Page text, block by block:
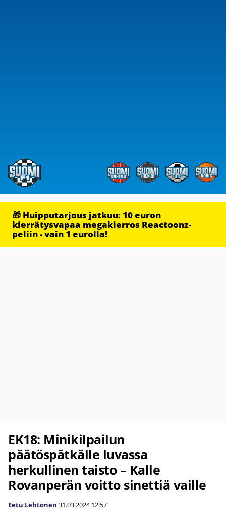
🎁 Huipputarjous jatkuu: 10 euron
kierrätysvapaa megakierros Reactoonz-
peliin - vain 1 eurolla!
EK18: Minikilpailun
päätöspätkälle luvassa
herkullinen taisto – Kalle
Rovanperän voitto sinettiä vaille
Eetu Lehtonen 31.03.2024 12:57